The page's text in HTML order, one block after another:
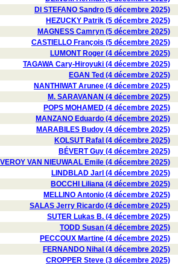
DI STEFANO Sandro (5 décembre 2025)
HEZUCKY Patrik (5 décembre 2025)
MAGNESS Camryn (5 décembre 2025)
CASTIELLO François (5 décembre 2025)
LUMONT Roger (4 décembre 2025)
TAGAWA Cary-Hiroyuki (4 décembre 2025)
EGAN Ted (4 décembre 2025)
NANTHIWAT Arunee (4 décembre 2025)
M. SARAVANAN (4 décembre 2025)
POPS MOHAMED (4 décembre 2025)
MANZANO Eduardo (4 décembre 2025)
MARABILES Budoy (4 décembre 2025)
KOLSUT Rafal (4 décembre 2025)
BÉVERT Guy (4 décembre 2025)
VAN NIEUWAAL Emile (4 décembre 2025)
LINDBLAD Jarl (4 décembre 2025)
BOCCHI Liliana (4 décembre 2025)
MELLINO Antonio (4 décembre 2025)
SALAS Jerry Ricardo (4 décembre 2025)
SUTER Lukas B. (4 décembre 2025)
TODD Susan (4 décembre 2025)
PECCOUX Martine (4 décembre 2025)
FERNANDO Nihal (4 décembre 2025)
CROPPER Steve (3 décembre 2025)